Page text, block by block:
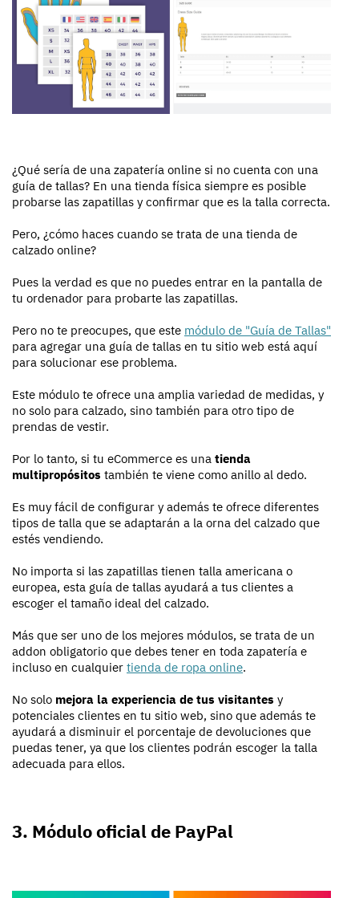
¿Qué sería de una zapatería online si no cuenta con una
guía de tallas? En una tienda física siempre es posible
probarse las zapatillas y confirmar que es la talla correcta.
Pero, ¿cómo haces cuando se trata de una tienda de
calzado online?
Pues la verdad es que no puedes entrar en la pantalla de
tu ordenador para probarte las zapatillas.
Pero no te preocupes, que este módulo de "Guía de Tallas"
para agregar una guía de tallas en tu sitio web está aquí
para solucionar ese problema.
Este módulo te ofrece una amplia variedad de medidas, y
no solo para calzado, sino también para otro tipo de
prendas de vestir.
Por lo tanto, si tu eCommerce es una tienda
multipropósitos también te viene como anillo al dedo.
Es muy fácil de configurar y además te ofrece diferentes
tipos de talla que se adaptarán a la orna del calzado que
estés vendiendo.
No importa si las zapatillas tienen talla americana o
europea, esta guía de tallas ayudará a tus clientes a
escoger el tamaño ideal del calzado.
Más que ser uno de los mejores módulos, se trata de un
addon obligatorio que debes tener en toda zapatería e
incluso en cualquier tienda de ropa online.
No solo mejora la experiencia de tus visitantes y
potenciales clientes en tu sitio web, sino que además te
ayudará a disminuir el porcentaje de devoluciones que
puedas tener, ya que los clientes podrán escoger la talla
adecuada para ellos.
3. Módulo oficial de PayPal